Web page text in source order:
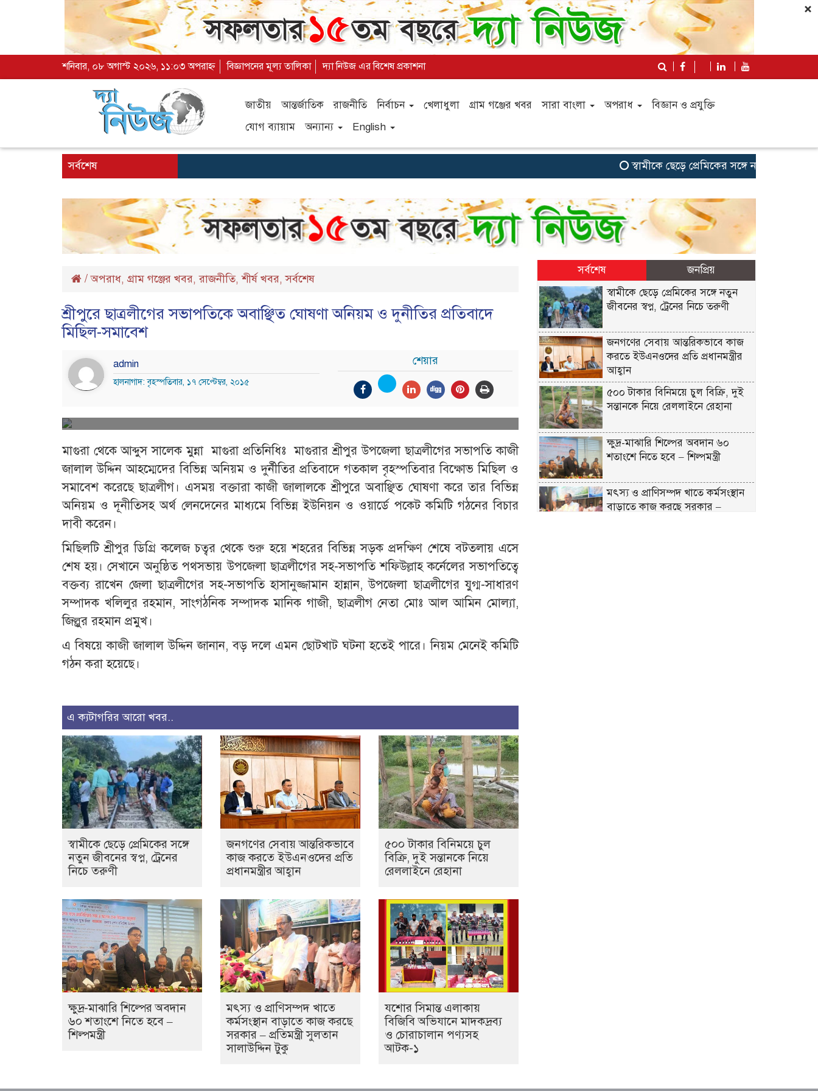
×
শনিবার, ০৮ অগাস্ট ২০২৬, ১১:০৩ অপরাহ্ন বিজ্ঞাপনের মূল্য তালিকা দ্যা নিউজ এর বিশেষ প্রকাশনা
জাতীয় আন্তর্জাতিক রাজনীতি নির্বাচন খেলাধুলা গ্রাম গঞ্জের খবর সারা বাংলা অপরাধ
বিজ্ঞান ও প্রযুক্তি
যোগ ব্যায়াম
অন্যান্য English
সর্বশেষ স্বামীকে ছেড়ে প্রেমিকের সঙ্গে নতুন জীবনের স্বপ্ন,
/অপরাধ, গ্রাম গঞ্জের খবর,রাজনীতি,শীর্ষ খবর,সর্বশেষ
শ্রীপুরে ছাত্রলীগের সভাপতিকে অবাঞ্ছিত ঘোষণা অনিয়ম ও দুনীতির প্রতিবাদে
মিছিল-সমাবেশ
admin
হালনাগাদ: বৃহস্পতিবার, ১৭ সেপ্টেম্বর, ২০১৫
শেয়ার
মাগুরা থেকে আব্দুস সালেক মুন্না মাগুরা প্রতিনিধিঃ মাগুরার শ্রীপুর উপজেলা ছাত্রলীগের সভাপতি কাজী
জালাল উদ্দিন আহম্মেদের বিভিন্ন অনিয়ম ও দুর্নীতির প্রতিবাদে গতকাল বৃহস্পতিবার বিক্ষোভ মিছিল ও
সমাবেশ করেছে ছাত্রলীগ। এসময় বক্তারা কাজী জালালকে শ্রীপুরে অবাঞ্ছিত ঘোষণা করে তার বিভিন্ন
অনিয়ম ও দূনীতিসহ অর্থ লেনদেনের মাধ্যমে বিভিন্ন ইউনিয়ন ও ওয়ার্ডে পকেট কমিটি গঠনের বিচার
দাবী করেন।
মিছিলটি শ্রীপুর ডিগ্রি কলেজ চত্বর থেকে শুরু হয়ে শহরের বিভিন্ন সড়ক প্রদক্ষিণ শেষে বটতলায় এসে
শেষ হয়। সেখানে অনুষ্ঠিত পথসভায় উপজেলা ছাত্রলীগের সহ-সভাপতি শফিউল্লাহ কর্নেলের সভাপতিত্বে
বক্তব্য রাখেন জেলা ছাত্রলীগের সহ-সভাপতি হাসানুজ্জামান হান্নান, উপজেলা ছাত্রলীগের যুগ্ম-সাধারণ
সম্পাদক খলিলুর রহমান, সাংগঠনিক সম্পাদক মানিক গাজী, ছাত্রলীগ নেতা মোঃ আল আমিন মোল্যা,
জিল্লুর রহমান প্রমুখ।
এ বিষয়ে কাজী জালাল উদ্দিন জানান, বড় দলে এমন ছোটখাট ঘটনা হতেই পারে। নিয়ম মেনেই কমিটি
গঠন করা হয়েছে।
এ ক্যটাগরির আরো খবর..
স্বামীকে ছেড়ে প্রেমিকের সঙ্গে
নতুন জীবনের স্বপ্ন, ট্রেনের
নিচে তরুণী
জনগণের সেবায় আন্তরিকভাবে
কাজ করতে ইউএনওদের প্রতি
প্রধানমন্ত্রীর আহ্বান
৫০০ টাকার বিনিময়ে চুল
বিক্রি, দুই সন্তানকে নিয়ে
রেললাইনে রেহানা
ক্ষুদ্র-মাঝারি শিল্পের অবদান
৬০ শতাংশে নিতে হবে –
শিল্পমন্ত্রী
মৎস্য ও প্রাণিসম্পদ খাতে
কর্মসংস্থান বাড়াতে কাজ করছে
সরকার – প্রতিমন্ত্রী সুলতান
সালাউদ্দিন টুকু
যশোর সিমান্ত এলাকায়
বিজিবি অভিযানে মাদকদ্রব্য
ও চোরাচালান পণ্যসহ
আটক-১
সর্বশেষ
জনপ্রিয়
স্বামীকে ছেড়ে প্রেমিকের সঙ্গে নতুন
জীবনের স্বপ্ন, ট্রেনের নিচে তরুণী
জনগণের সেবায় আন্তরিকভাবে কাজ
করতে ইউএনওদের প্রতি প্রধানমন্ত্রীর
আহ্বান
৫০০ টাকার বিনিময়ে চুল বিক্রি, দুই
সন্তানকে নিয়ে রেললাইনে রেহানা
ক্ষুদ্র-মাঝারি শিল্পের অবদান ৬০
শতাংশে নিতে হবে – শিল্পমন্ত্রী
মৎস্য ও প্রাণিসম্পদ খাতে কর্মসংস্থান
বাড়াতে কাজ করছে সরকার –